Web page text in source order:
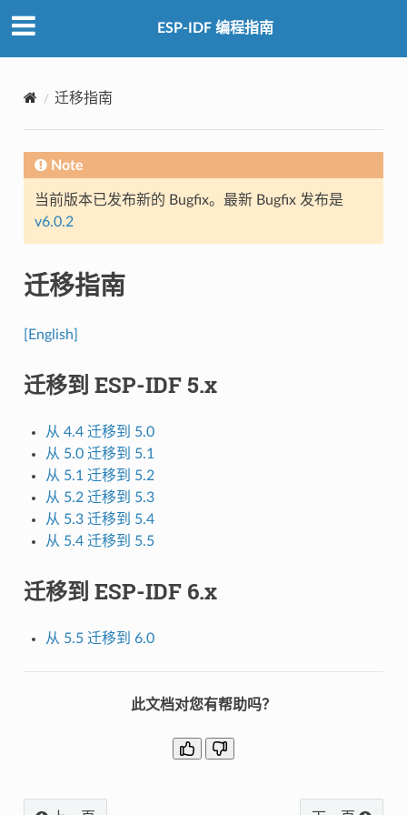
ESP-IDF 编程指南
迁移指南
Note
当前版本已发布新的 Bugfix。最新 Bugfix 发布是
v6.0.2
迁移指南
[English]
迁移到 ESP-IDF 5.x
从 4.4 迁移到 5.0
从 5.0 迁移到 5.1
从 5.1 迁移到 5.2
从 5.2 迁移到 5.3
从 5.3 迁移到 5.4
从 5.4 迁移到 5.5
迁移到 ESP-IDF 6.x
从 5.5 迁移到 6.0
此文档对您有帮助吗？